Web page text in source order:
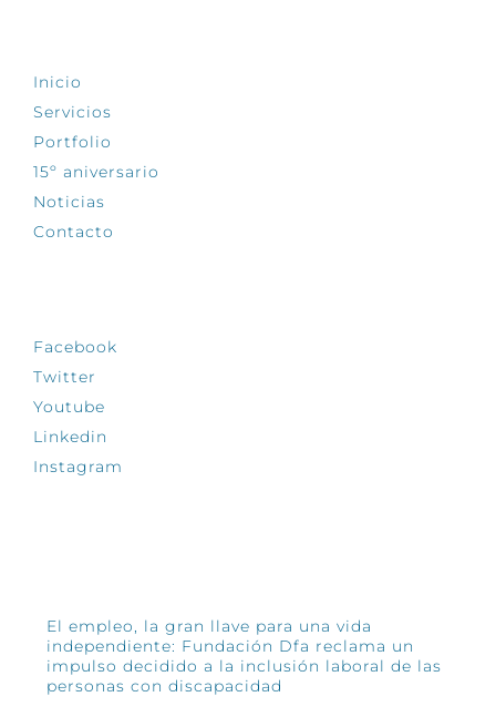
Inicio
Servicios
Portfolio
15º aniversario
Noticias
Contacto
Facebook
Twitter
Youtube
Linkedin
Instagram
El empleo, la gran llave para una vida
independiente: Fundación Dfa reclama un
impulso decidido a la inclusión laboral de las
personas con discapacidad